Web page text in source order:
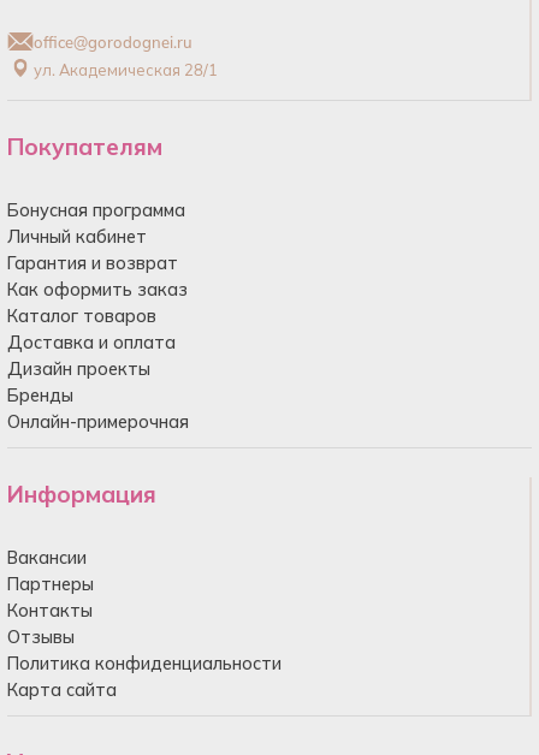
office@gorodognei.ru
ул. Академическая 28/1
Покупателям
Бонусная программа
Личный кабинет
Гарантия и возврат
Как оформить заказ
Каталог товаров
Доставка и оплата
Дизайн проекты
Бренды
Онлайн-примерочная
Информация
Вакансии
Партнеры
Контакты
Отзывы
Политика конфиденциальности
Карта сайта